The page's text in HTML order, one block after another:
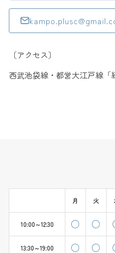
〔アクセス〕
西武池袋線・都営大江戸線「
月 火
10:00～12:30
13:30～19:00